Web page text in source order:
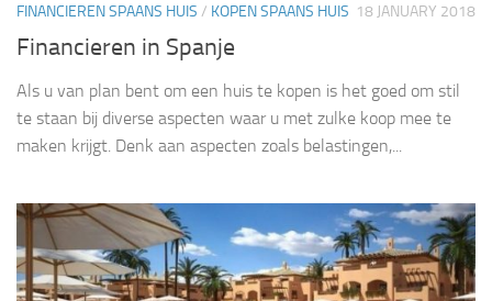
FINANCIEREN SPAANS HUIS / KOPEN SPAANS HUIS 18 JANUARY 2018
Financieren in Spanje
Als u van plan bent om een huis te kopen is het goed om stil
te staan bij diverse aspecten waar u met zulke koop mee te
maken krijgt. Denk aan aspecten zoals belastingen,...